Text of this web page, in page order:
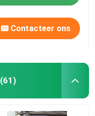
Contacteer ons
(61)